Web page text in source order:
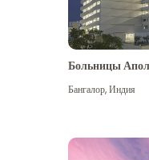
Больницы
Бангалор,Индия